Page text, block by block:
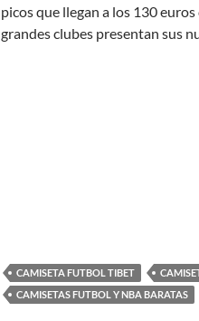
picos que llegan a los 130
grandes clubes presentan sus
CAMISETA FUTBOL TIBET
CAMISETAS FUTBOL Y NBA BARATAS